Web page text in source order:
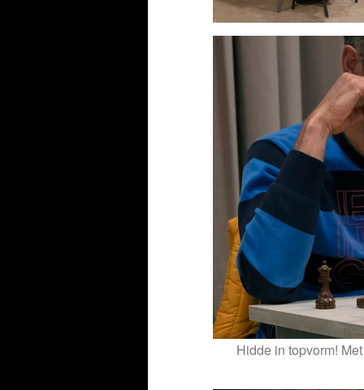
Hidde in topvorm!